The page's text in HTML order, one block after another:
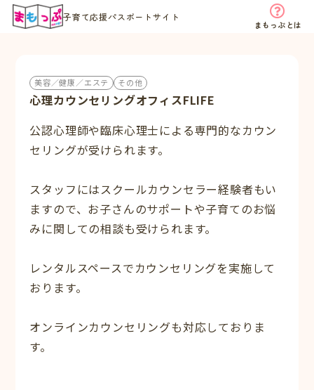
子育て応援パスポートサイト
まもっぷとは
美容／健康／エステ その他
心理カウンセリングオフィスFLIFE
公認心理師や臨床心理士による専門的なカウン
セリングが受けられます。
スタッフにはスクールカウンセラー経験者もい
ますので、お子さんのサポートや子育てのお悩
みに関しての相談も受けられます。
レンタルスペースでカウンセリングを実施して
おります。
オンラインカウンセリングも対応しておりま
す。